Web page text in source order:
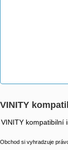
VINITY
VINITY kompatibilní
Obchod si vyhradzuje